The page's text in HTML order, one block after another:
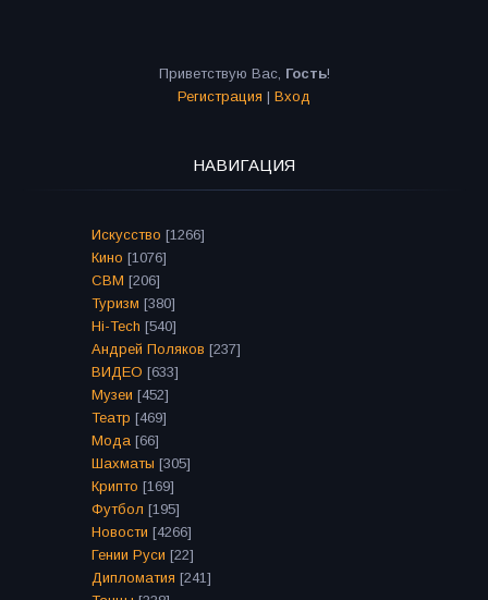
Приветствую Вас, Гость!
Регистрация | Вход
НАВИГАЦИЯ
Искусство [1266]
Кино [1076]
СВМ [206]
Туризм [380]
Hi-Tech [540]
Андрей Поляков [237]
ВИДЕО [633]
Музеи [452]
Театр [469]
Мода [66]
Шахматы [305]
Крипто [169]
Футбол [195]
Новости [4266]
Гении Руси [22]
Дипломатия [241]